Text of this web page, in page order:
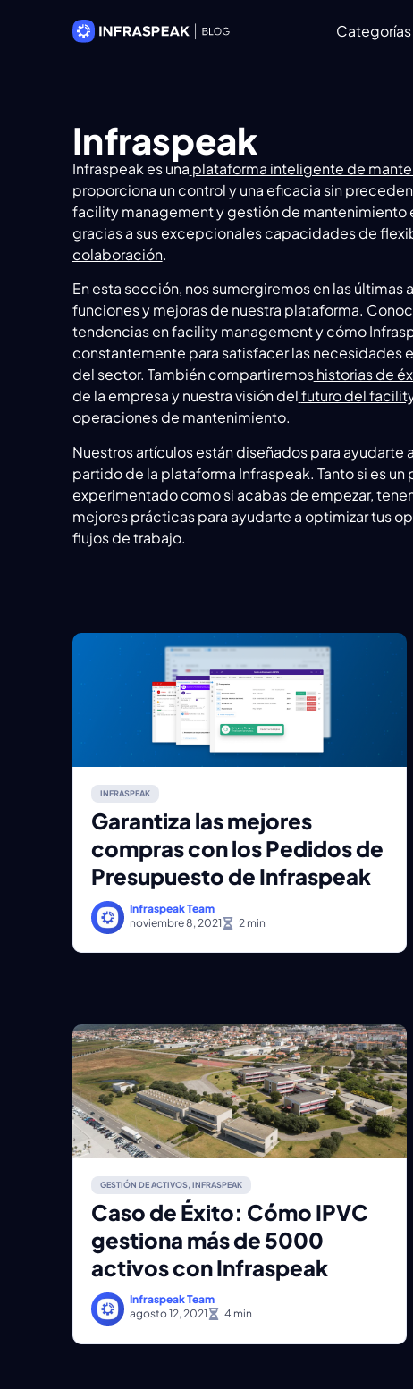
Categorías
Infraspeak
Infraspeak es una plataforma inteligente de
proporciona un control y una eficacia sin
facility management y gestión de mantenimiento
gracias a sus excepcionales capacidades de
colaboración.
En esta sección, nos sumergiremos en las últimas
funciones y mejoras de nuestra plataforma.
tendencias en facility management y cómo
constantemente para satisfacer las necesidades
del sector. También compartiremos historias de
de la empresa y nuestra visión delfuturo del
operaciones de mantenimiento.
Nuestros artículos están diseñados para ayudarte
partido de la plataforma Infraspeak. Tanto si es un
experimentado como si acabas de empezar,
mejores prácticas para ayudarte a optimizar tus
flujos de trabajo.
INFRASPEAK
Garantiza las mejores
compras con los Pedidos de
Presupuesto de Infraspeak
Infraspeak Team
noviembre 8, 2021
GESTIÓN DE ACTIVOS, INFRASPEAK
Caso de Éxito: Cómo IPVC
gestiona más de 5000
activos con Infraspeak
Infraspeak Team
agosto 12, 2021